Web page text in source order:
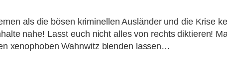
als die bösen kriminellen Ausländer und die Krise
nahe! Lasst euch nicht alles von rechts diktieren!
xenophoben Wahnwitz blenden lassen…